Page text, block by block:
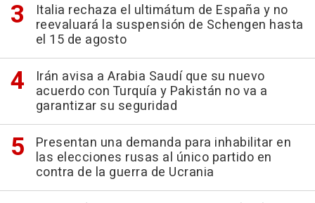
Italia rechaza el ultimátum de España y no
reevaluará la suspensión de Schengen hasta
el 15 de agosto
Irán avisa a Arabia Saudí que su nuevo
acuerdo con Turquía y Pakistán no va a
garantizar su seguridad
Presentan una demanda para inhabilitar en
las elecciones rusas al único partido en
contra de la guerra de Ucrania